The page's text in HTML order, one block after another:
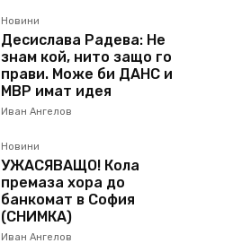
Новини
Десислава Радева: Не
знам кой, нито защо го
прави. Може би ДАНС и
МВР имат идея
Иван Ангелов
Новини
УЖАСЯВАЩО! Кола
премаза хора до
банкомат в София
(СНИМКА)
Иван Ангелов